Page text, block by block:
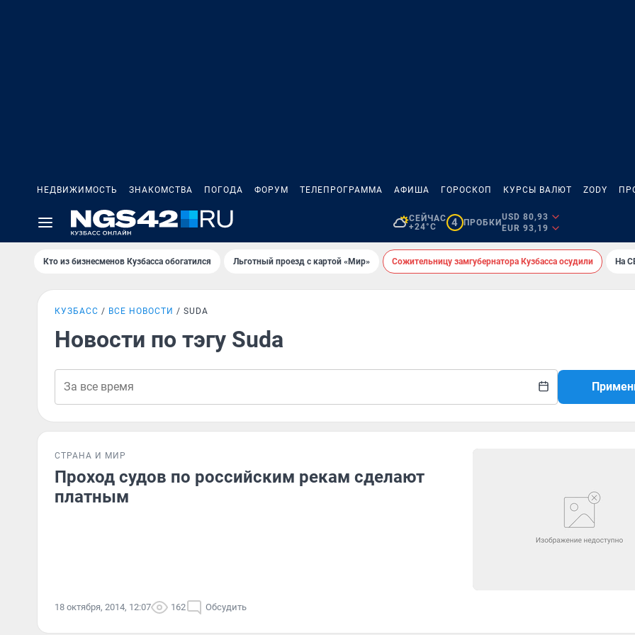
НЕДВИЖИМОСТЬ ЗНАКОМСТВА ПОГОДА ФОРУМ ТЕЛЕПРОГРАММА АФИША ГОРОСКОП КУРСЫ ВАЛЮТ ZODY
СЕЙЧАС
+24°C
4 ПРОБКИ
USD 80,93
EUR 93,19
Кто из бизнесменов Кузбасса обогатился Льготный проезд с картой «Мир» Сожительницу замгубернатора Кузбасса осудили На
КУЗБАСС ВСЕ НОВОСТИ SUDA
Новости по тэгу Suda
СТРАНА И МИР
Проход судов по российским рекам сделают
платным
18 октября, 2014, 12:07 162 Обсудить